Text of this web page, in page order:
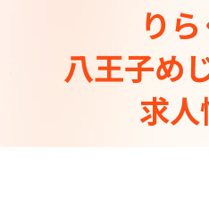
セラピストストー
収⼊とサポート
り
八王子め
求